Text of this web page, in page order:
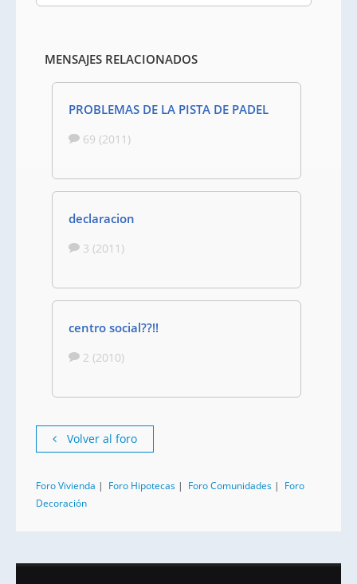
MENSAJES RELACIONADOS
PROBLEMAS DE LA PISTA DE PADEL
69 (2011)
declaracion
3 (2011)
centro social??!!
2 (2010)
Volver al foro
Foro Vivienda | Foro Hipotecas | Foro Comunidades | Foro
Decoración